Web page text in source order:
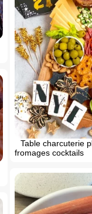
Table charcuterie
fromages cocktails